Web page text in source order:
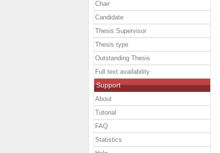
Chair
Candidate
Thesis Supervisor
Thesis type
Outstanding Thesis
Full text availability
Support
About
Tutorial
FAQ
Statistics